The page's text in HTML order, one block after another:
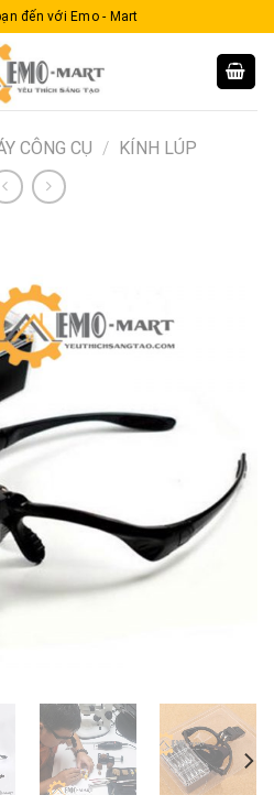
đến với Emo - Mart
CÔNG CỤ / KÍNH LÚP